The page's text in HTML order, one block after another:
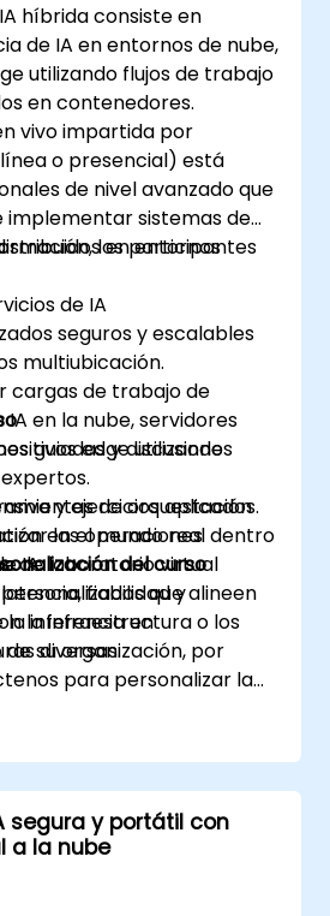
híbrida consiste en
de IA en entornos de nube,
utilizando flujos de trabajo
en contenedores.
vivo impartida por
o presencial) está
de nivel avanzado que
implementar sistemas de
en entornos
los participantes
de IA
seguros y escalables
multiubicación.
cargas de trabajo de
en la nube, servidores
edge utilizando
de orquestación
las operaciones
IA.
fiabilidad y
la inferencia en
diversas.
guiadas y discusiones
y ejercicios aplicados.
en el mundo real dentro
de laboratorio virtual
del curso
que alineen
la infraestructura o los
de su organización, por
para personalizar la
segura y portátil con
a la nube